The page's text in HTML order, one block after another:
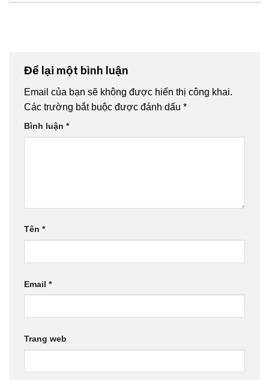
Để lại một bình luận
Email của bạn sẽ không được hiển thị công khai.
Các trường bắt buộc được đánh dấu *
Bình luận *
Tên *
Email *
Trang web